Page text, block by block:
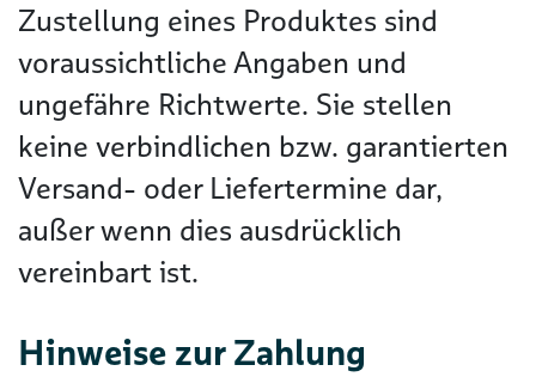
Zustellung eines Produktes sind
voraussichtliche Angaben und
ungefähre Richtwerte. Sie stellen
keine verbindlichen bzw. garantierten
Versand- oder Liefertermine dar,
außer wenn dies ausdrücklich
vereinbart ist.
Hinweise zur Zahlung